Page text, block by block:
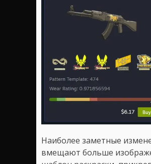
Наиболее заметные
вмещают больше